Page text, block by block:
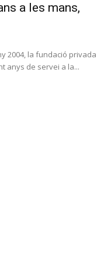
a les mans,
2004, la fundació privada
anys de servei a la...